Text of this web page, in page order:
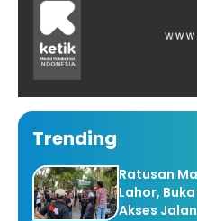
Trending
Ratusan
Lahor,
Akses